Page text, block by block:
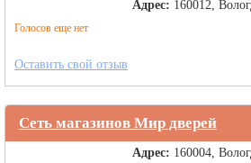
Голосов еще нет
Адрес: 160012,
Оставить свой отзыв
Сеть магазинов Мир дверей
Адрес: 160004,